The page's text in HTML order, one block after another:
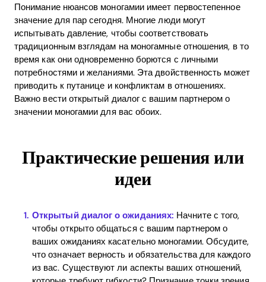
Понимание нюансов моногамии имеет первостепенное
значение для пар сегодня. Многие люди могут
испытывать давление, чтобы соответствовать
традиционным взглядам на моногамные отношения, в то
время как они одновременно борются с личными
потребностями и желаниями. Эта двойственность может
приводить к путанице и конфликтам в отношениях.
Важно вести открытый диалог с вашим партнером о
значении моногамии для вас обоих.
Практические решения или
идеи
Открытый диалог о ожиданиях: Начните с того,
чтобы открыто общаться с вашим партнером о
ваших ожиданиях касательно моногамии. Обсудите,
что означает верность и обязательства для каждого
из вас. Существуют ли аспекты ваших отношений,